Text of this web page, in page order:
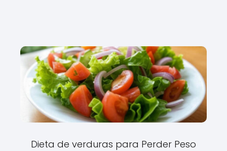
Dieta de verduras para Perder Peso